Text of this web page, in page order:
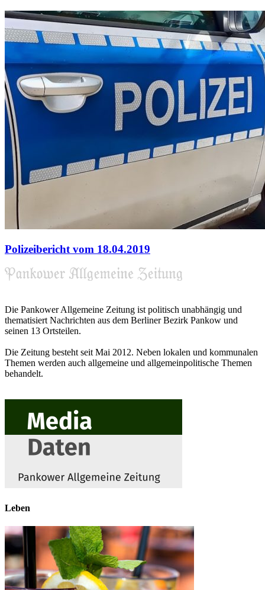
Polizeibericht vom 18.04.2019
Die Pankower Allgemeine Zeitung ist politisch unabhängig und
thematisiert Nachrichten aus dem Berliner Bezirk Pankow und
seinen 13 Ortsteilen.
Die Zeitung besteht seit Mai 2012. Neben lokalen und kommunalen
Themen werden auch allgemeine und allgemeinpolitische Themen
behandelt.
Leben